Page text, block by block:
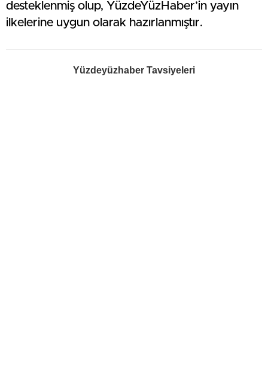
desteklenmiş olup, YüzdeYüzHaber’in yayın
ilkelerine uygun olarak hazırlanmıştır.
Yüzdeyüzhaber Tavsiyeleri